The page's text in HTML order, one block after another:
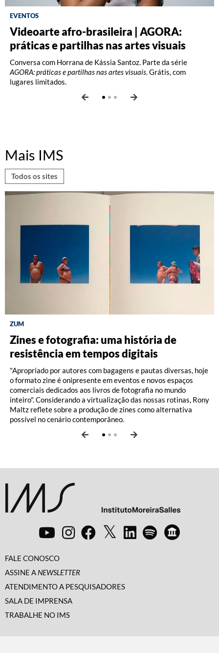
EVENTOS
Videoarte afro-brasileira | AGORA:
práticas e partilhas nas artes visuais
Conversa com Horrana de Kássia Santoz. Parte da série
AGORA: práticas e partilhas nas artes visuais. Grátis, com
lugares limitados.
Fotografia: Interpretações – Turma A
(2026)
Oficina com Celina Yamauchi. Vagas limitadas.
Fotografia: Princípios (2026)
Oficina com Celina Yamauchi. Vagas limitadas.
Mais IMS
Todos os sites
ZUM
Zines e fotografia: uma história de
resistência em tempos digitais
"Apropriado por autores com bagagens e pautas diversas, hoje
o formato zine é onipresente em eventos e novos espaços
comerciais dedicados aos livros de fotografia no mundo
inteiro". Considerando a virtualização das nossas rotinas, Rony
Maltz reflete sobre a produção de zines como alternativa
possível no cenário contemporâneo.
DISCOGRAFIA BRASILEIRA
Do Pajeú a Hollywood: 100 anos de
Moacir Santos, por Pedro Paulo Malta
RÁDIO BATUTA
Ney ao vivo, muito vivo, com Luiz
Fernando Vianna
FALE CONOSCO
ASSINE A NEWSLETTER
ATENDIMENTO A PESQUISADORES
SALA DE IMPRENSA
TRABALHE NO IMS